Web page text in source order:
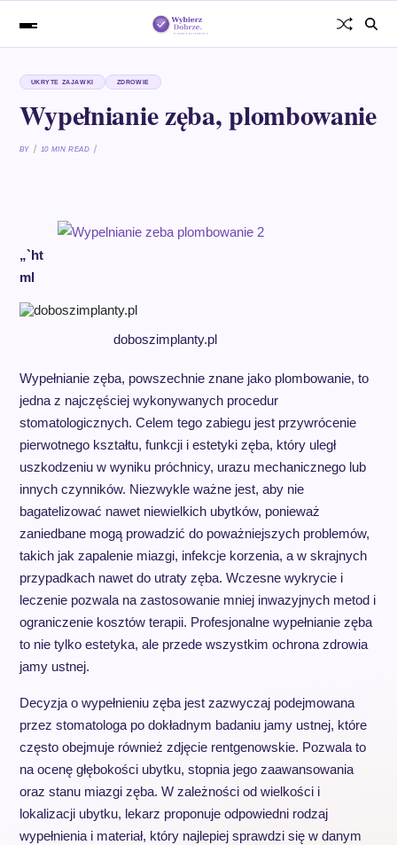
UKRYTE ZAJAWKI ZDROWIE
Wypełnianie zęba, plombowanie
BY 10 MIN READ
„`ht
ml
doboszimplanty.pl
Wypełnianie zęba, powszechnie znane jako plombowanie, to
jedna z najczęściej wykonywanych procedur
stomatologicznych. Celem tego zabiegu jest przywrócenie
pierwotnego kształtu, funkcji i estetyki zęba, który uległ
uszkodzeniu w wyniku próchnicy, urazu mechanicznego lub
innych czynników. Niezwykle ważne jest, aby nie
bagatelizować nawet niewielkich ubytków, ponieważ
zaniedbane mogą prowadzić do poważniejszych problemów,
takich jak zapalenie miazgi, infekcje korzenia, a w skrajnych
przypadkach nawet do utraty zęba. Wczesne wykrycie i
leczenie pozwala na zastosowanie mniej inwazyjnych metod i
ograniczenie kosztów terapii. Profesjonalne wypełnianie zęba
to nie tylko estetyka, ale przede wszystkim ochrona zdrowia
jamy ustnej.
Decyzja o wypełnieniu zęba jest zazwyczaj podejmowana
przez stomatologa po dokładnym badaniu jamy ustnej, które
często obejmuje również zdjęcie rentgenowskie. Pozwala to
na ocenę głębokości ubytku, stopnia jego zaawansowania
oraz stanu miazgi zęba. W zależności od wielkości i
lokalizacji ubytku, lekarz proponuje odpowiedni rodzaj
wypełnienia i materiał, który najlepiej sprawdzi się w danym